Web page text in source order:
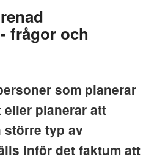
frågor och
som planerar
planerar att
större typ av
inför det faktum att